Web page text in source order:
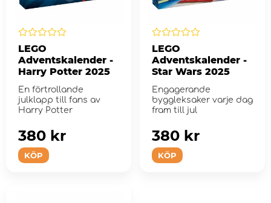
LEGO
Adventskalender -
Harry Potter 2025
En förtrollande
julklapp till fans av
Harry Potter
KÖP
380 kr
LEGO
Adventskalender -
Star Wars 2025
Engagerande
byggleksaker varje dag
fram till jul
KÖP
380 kr